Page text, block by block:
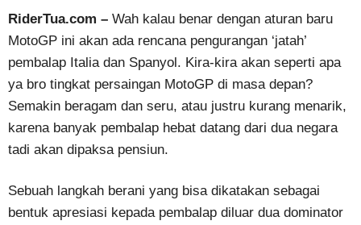
RiderTua.com – Wah kalau benar dengan aturan baru
MotoGP ini akan ada rencana pengurangan ‘jatah’
pembalap Italia dan Spanyol. Kira-kira akan seperti apa
ya bro tingkat persaingan MotoGP di masa depan?
Semakin beragam dan seru, atau justru kurang menarik,
karena banyak pembalap hebat datang dari dua negara
tadi akan dipaksa pensiun.
Sebuah langkah berani yang bisa dikatakan sebagai
bentuk apresiasi kepada pembalap diluar dua dominator